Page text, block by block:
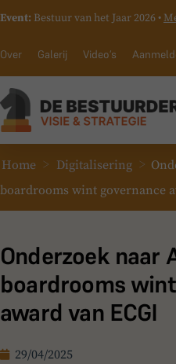
Event: Bestuur van het Jaar 2026 •
Over Galerij Video’s
Home > Digitalisering >
boardrooms wint governance
Onderzoek naar
boardrooms
award van ECGI
29/04/2025